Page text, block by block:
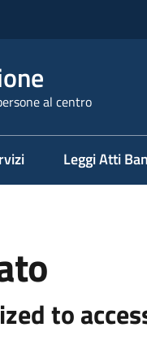
al centro
Leggi Atti
to